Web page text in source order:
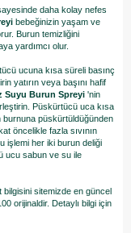
daha kolay nefes
bebeğinizin yaşam ve
Burun temizliğini
yardımcı olur.
ucuna kısa süreli basınç
yatırın veya başını hafif
Suyu Burun Spreyi 'nin
Püskürtücü uca kısa
burnuna püskürtüldüğünden
öncelikle fazla sıvının
işlemi her iki burun deliği
ucu sabun ve su ile
bilgisini sitemizde en güncel
orijinaldir. Detaylı bilgi için